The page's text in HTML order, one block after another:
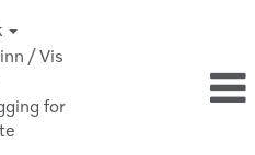
/ Vis
for